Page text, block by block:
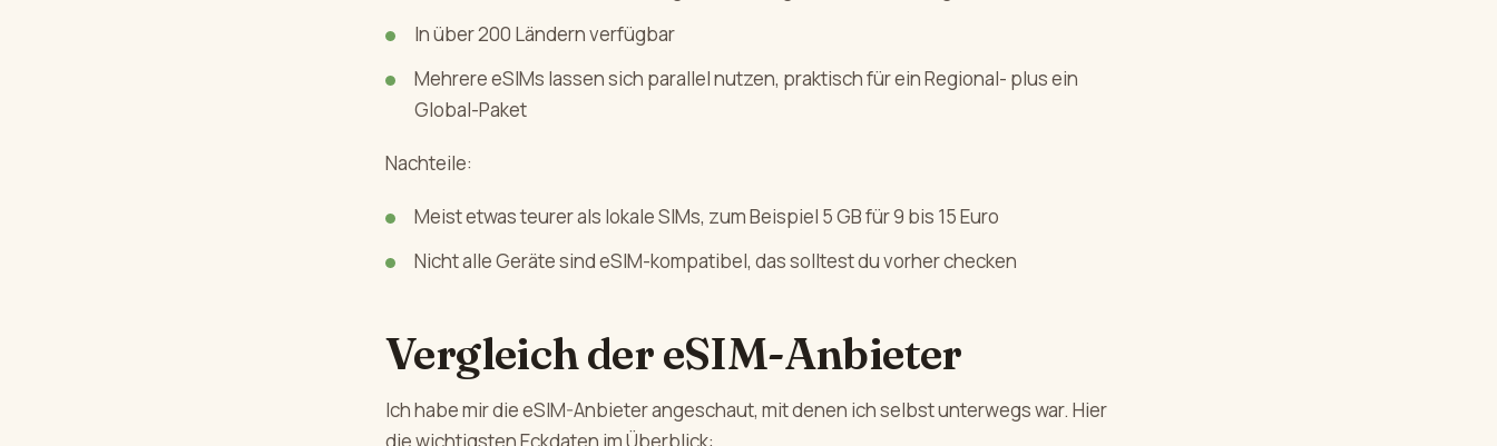
In über 200 Ländern verfügbar
Mehrere eSIMs lassen sich parallel nutzen, praktisch für ein Regional- plus ein
Global-Paket
Nachteile:
Meist etwas teurer als lokale SIMs, zum Beispiel 5 GB für 9 bis 15 Euro
Nicht alle Geräte sind eSIM-kompatibel, das solltest du vorher checken
Vergleich der eSIM-Anbieter
Ich habe mir die eSIM-Anbieter angeschaut, mit denen ich selbst unterwegs war. Hier
die wichtigsten Eckdaten im Überblick: